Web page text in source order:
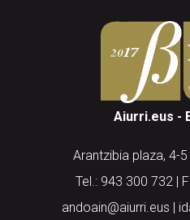
Aiurri.eus -
Arantzibia plaza, 4-
Tel.: 943 300 732 |
andoain@aiurri.eus |